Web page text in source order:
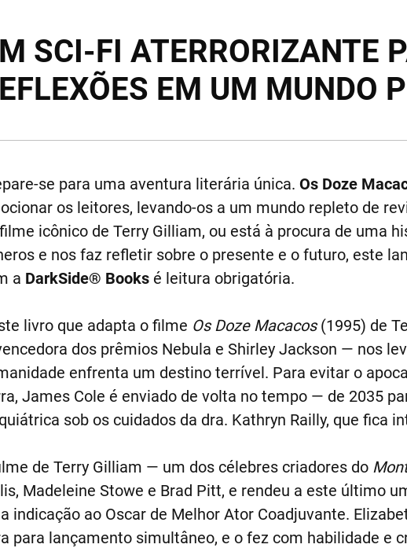
SCI-FI ATERRORIZANTE
EM UM MUNDO
se para uma aventura literária única. Os Doze
os leitores, levando-os a um mundo repleto de
icônico de Terry Gilliam, ou está à procura de uma
e nos faz refletir sobre o presente e o futuro, este
a DarkSide® Booksé leitura obrigatória.
livro que adapta o filme Os Doze Macacos(1995) de
dos prêmios Nebula e Shirley Jackson — nos
enfrenta um destino terrível. Para evitar o
James Cole é enviado de volta no tempo — de 2035
sob os cuidados da dra. Kathryn Railly, que fica
de Terry Gilliam — um dos célebres criadores do
Madeleine Stowe e Brad Pitt, e rendeu a este último
indicação ao Oscar de Melhor Ator Coadjuvante.
para lançamento simultâneo, e o fez com habilidade e